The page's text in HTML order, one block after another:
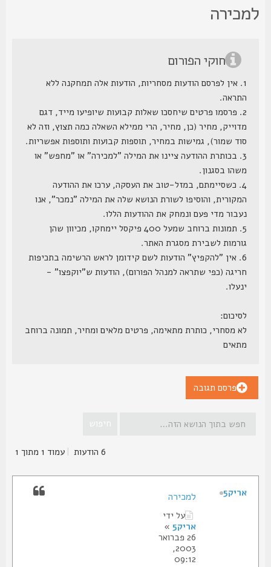
חוקי הפורום
1. אין לפרסם הודעות מסחריות, הודעות אלה תמחקנה ללא
התראה.
2. פרסמו פרטים שיחסכו שאלות קבועות שיופיעו מייד, דגם
מדוייק, מחיר (כן, מחיר, הרי ממילא השאלה כמה תצוץ, וזה לא
סוד שמור), גמישות במחיר, תוספות קבועות ותוספות אפשריות.
3. בכותרת ההודעה ציינו את המילה "למכירה" או "מחפש" או
משהו בסגנון.
4. כשסיימתם, במזל-טוב את העסקה, ערכו את ההודעה
המקורית, והוסיפו לשורת הנושא שלה את המילה "נמכר", אנו
נעבור מדי פעם ונמחק את ההודעות הללו.
5. תמונות ברוחב שמעל 400 פיקסל יימחקו, מכיוון שהן
גורמות לשבירת מסגרת האתר.
6. אין "להקפיץ" הודעות לשם קידומן לראש הרשימה בתכיפות
חריגה (כפי שתראה למנהל הפורום), הודעות ש"יוקפצו" -
ינעלו.
לסיכום:
לא מסחרי, כותרת מתאימה, פרטים מלאים ומחיר, תמונה ברוחב
מתאים
פרסם תגובה
|עמוד1מתוך1
למכירה
על ידי
אריק5 »
26 פברואר
2003,
09:12
אריק5